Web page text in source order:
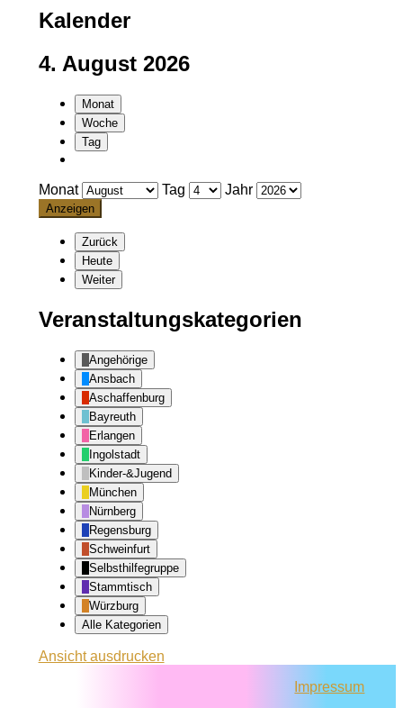
Kalender
4. August 2026
Monat
Woche
Tag
Monat Tag Jahr
Zurück
Heute
Weiter
Veranstaltungskategorien
Angehörige
Ansbach
Aschaffenburg
Bayreuth
Erlangen
Ingolstadt
Kinder-&Jugend
München
Nürnberg
Regensburg
Schweinfurt
Selbsthilfegruppe
Stammtisch
Würzburg
Alle Kategorien
Ansichtausdrucken
Impressum